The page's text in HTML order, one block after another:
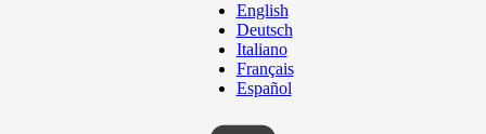
English
Deutsch
Italiano
Français
Español